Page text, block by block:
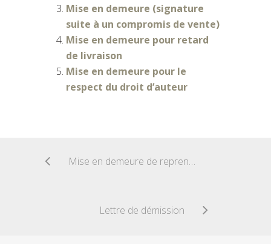
Mise en demeure (signature
suite à un compromis de vente)
Mise en demeure pour retard
de livraison
Mise en demeure pour le
respect du droit d’auteur
Mise en demeure de reprendre son poste pour un salarié en CDI
Lettre de démission